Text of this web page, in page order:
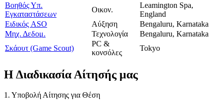
Βοηθός Υπ.
Εγκαταστάσεων
Οικον.
Leamington Spa,
England
Ειδικός ASO
Αύξηση
Bengaluru, Karnataka
Μηχ. Δεδομ.
Τεχνολογία
Bengaluru, Karnataka
Σκάουτ (Game Scout)
PC &
κονσόλες
Tokyo
ΗΔιαδικασία Αίτησής μας
1. Υποβολή Αίτησης για Θέση